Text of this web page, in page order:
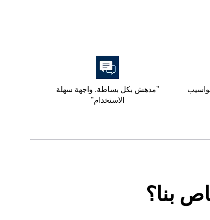
"مدهش بكل بساطة. واجهة سهلة
الاستخدام"
بنا؟